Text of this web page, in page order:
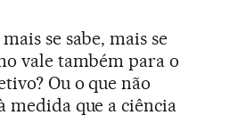
se sabe, mais se
vale também para o
Ou o que não
medida que a ciência